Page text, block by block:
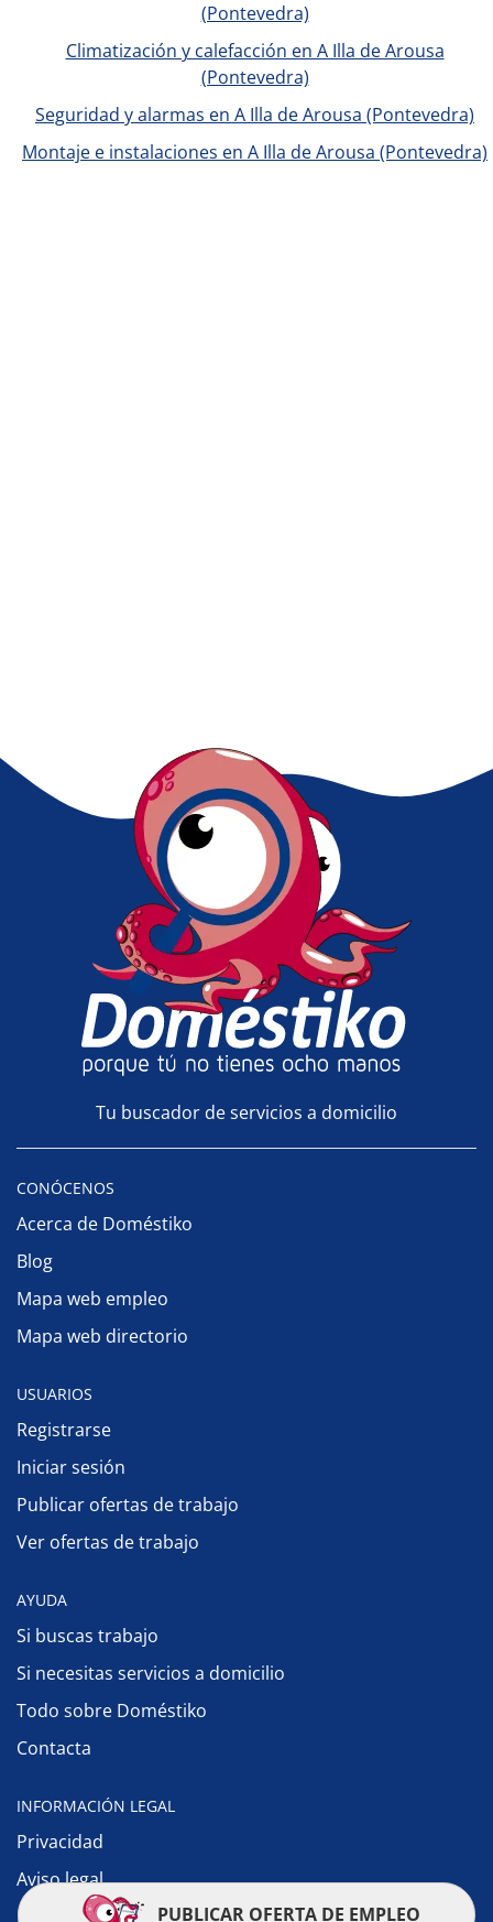
(Pontevedra)
Climatización y calefacción en A Illa de Arousa
(Pontevedra)
Seguridad y alarmas en A Illa de Arousa (Pontevedra)
Montaje e instalaciones en A Illa de Arousa (Pontevedra)
Tu buscador de servicios a domicilio
CONÓCENOS
Acerca de Doméstiko
Blog
Mapa web empleo
Mapa web directorio
USUARIOS
Registrarse
Iniciar sesión
Publicar ofertas de trabajo
Ver ofertas de trabajo
AYUDA
Si buscas trabajo
Si necesitas servicios a domicilio
Todo sobre Doméstiko
Contacta
INFORMACIÓN LEGAL
Privacidad
Aviso legal
Política de cookiesPUBLICAR OFERTA DE EMPLEO